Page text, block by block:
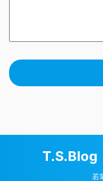
T.S.Blog
若